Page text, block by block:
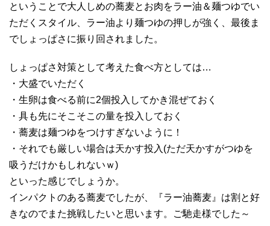
ということで大人しめの蕎麦とお肉をラー油＆麺つゆでい
ただくスタイル、ラー油より麺つゆの押しが強く、最後ま
でしょっぱさに振り回されました。
しょっぱさ対策として考えた食べ方としては…
・大盛でいただく
・生卵は食べる前に2個投入してかき混ぜておく
・具も先にそこそこの量を投入しておく
・蕎麦は麺つゆをつけすぎないように！
・それでも厳しい場合は天かす投入(ただ天かすがつゆを
吸うだけかもしれないｗ)
といった感じでしょうか。
インパクトのある蕎麦でしたが、『ラー油蕎麦』は割と好
きなのでまた挑戦したいと思います。ご馳走様でした～